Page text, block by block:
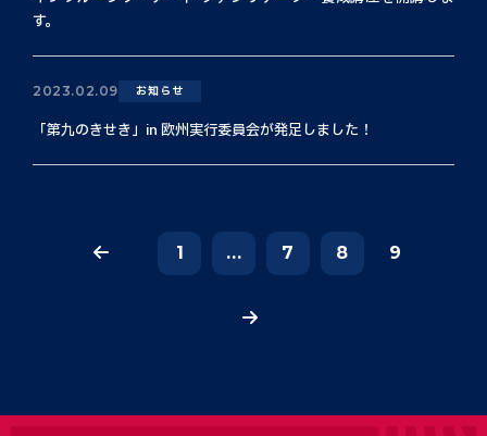
す。
2023.02.09 お知らせ
「第九のきせき」in 欧州実行委員会が発足しました！
1 ... 7 8 9